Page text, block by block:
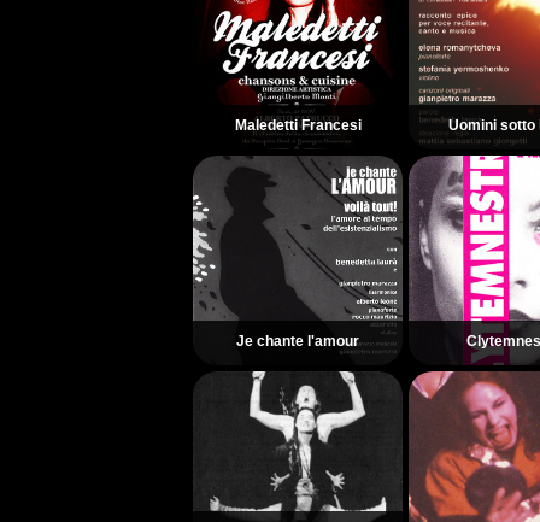
Maledetti Francesi Uomini sotto
Je chante l'amour